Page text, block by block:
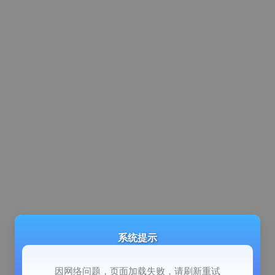
系统提示
因网络问题，页面加载失败，请刷新重试